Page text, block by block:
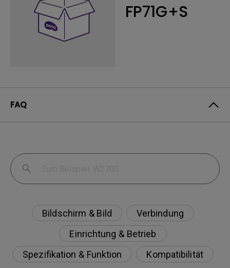
FP71G+S
FAQ
Bildschirm & Bild
Verbindung
Einrichtung & Betrieb
Spezifikation & Funktion
Kompatibilität